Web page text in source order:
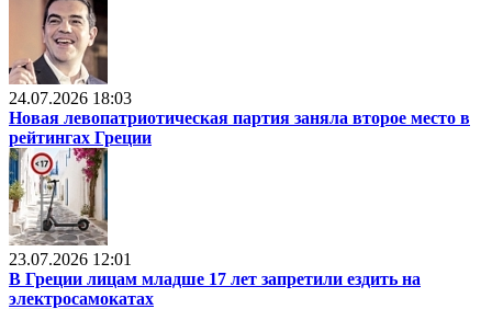
24.07.2026 18:03
Новая левопатриотическая партия заняла второе место в
рейтингах Греции
23.07.2026 12:01
В Греции лицам младше 17 лет запретили ездить на
электросамокатах